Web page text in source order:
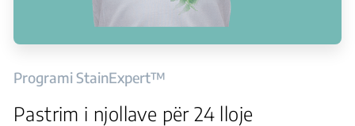
Programi StainExpert™
Pastrim i njollave për 24 lloje